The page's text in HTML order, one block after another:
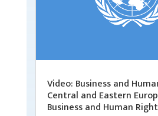
Video: Business and
Central and Eastern
Business and Human